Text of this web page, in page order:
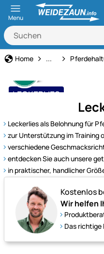
Menu
Home Tierbedarf
...
LECKERLIES
Leckerlies als Belohnung für
zur Unterstützung im Training
verschiedene
entdecken Sie auch unsere
in praktischer, handlicher
Kostenlos
Wir helfen
Das